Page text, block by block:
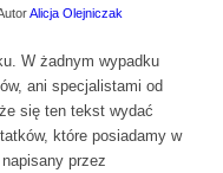
Alicja Olejniczak
W żadnym wypadku
ani specjalistami od
się ten tekst wydać
które posiadamy w
przez